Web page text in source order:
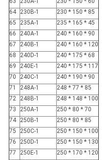
64
230B-1
230 * 150 * 85
65
235A-1
235 * 165 * 45
66
240A-1
240 * 160 * 90
67
240B-1
240 * 160 * 120
68
240D-1
240 * 175 * 68
69
240E-1
240 * 175 * 117
70
240C-1
240 * 190 * 90
71
248A-1
248 * 77 * 85
72
248B-1
248 * 148 * 100
73
250A-1
250 * 80 * 70
74
250B-1
250 * 80 * 85
75
250C-1
250 * 150 * 100
76
250D-1
250 * 150 * 130
77
250E-1
250 * 170 * 120